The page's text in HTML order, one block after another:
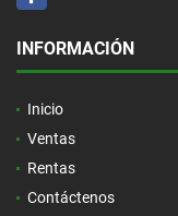
INFORMACIÓN
Inicio
Ventas
Rentas
Contáctenos